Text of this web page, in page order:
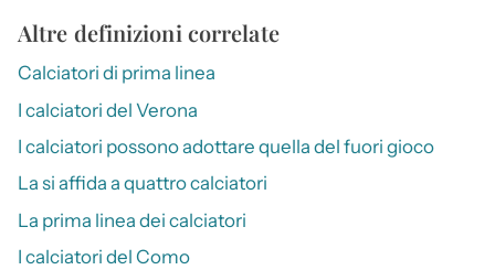
Altre definizioni correlate
Calciatori di prima linea
I calciatori del Verona
I calciatori possono adottare quella del fuori gioco
La si affida a quattro calciatori
La prima linea dei calciatori
I calciatori del Como